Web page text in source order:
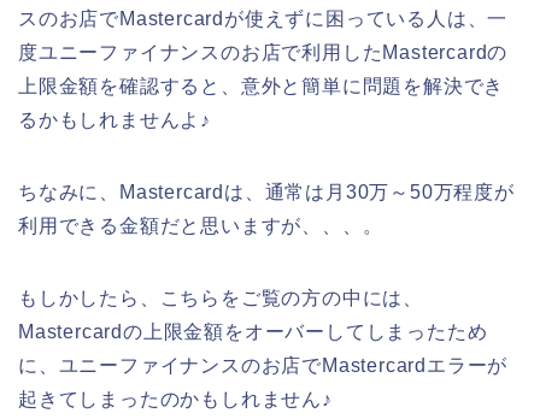
スのお店でMastercardが使えずに困っている人は、一
度ユニーファイナンスのお店で利用したMastercardの
上限金額を確認すると、意外と簡単に問題を解決でき
るかもしれませんよ♪
ちなみに、Mastercardは、通常は月30万～50万程度が
利用できる金額だと思いますが、、、。
もしかしたら、こちらをご覧の方の中には、
Mastercardの上限金額をオーバーしてしまったため
に、ユニーファイナンスのお店でMastercardエラーが
起きてしまったのかもしれません♪